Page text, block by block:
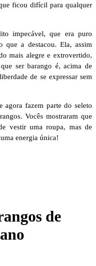
ficou difícil para qualquer
impecável, que era puro
que a destacou. Ela, assim
mais alegre e extrovertido,
ser barango é, acima de
de se expressar sem
agora fazem parte do seleto
Vocês mostraram que
vestir uma roupa, mas de
energia única!
de